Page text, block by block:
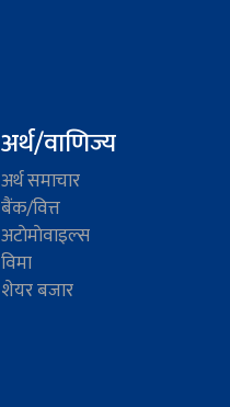
अर्थ/वाणिज्य
अर्थ समाचार
बैंक/वित्त
अटाेमाेवाइल्स
विमा
शेयर बजार